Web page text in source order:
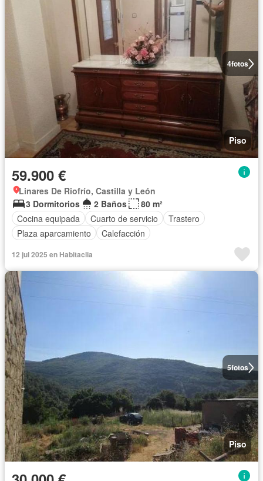
4fotos
Piso
59.900 €
Linares De Riofrío, Castilla y León
3 Dormitorios
2 Baños
80 m²
Cocina equipada
Cuarto de servicio
Trastero
Plaza aparcamiento
Calefacción
12 jul 2025 en Habitaclia
5fotos
Piso